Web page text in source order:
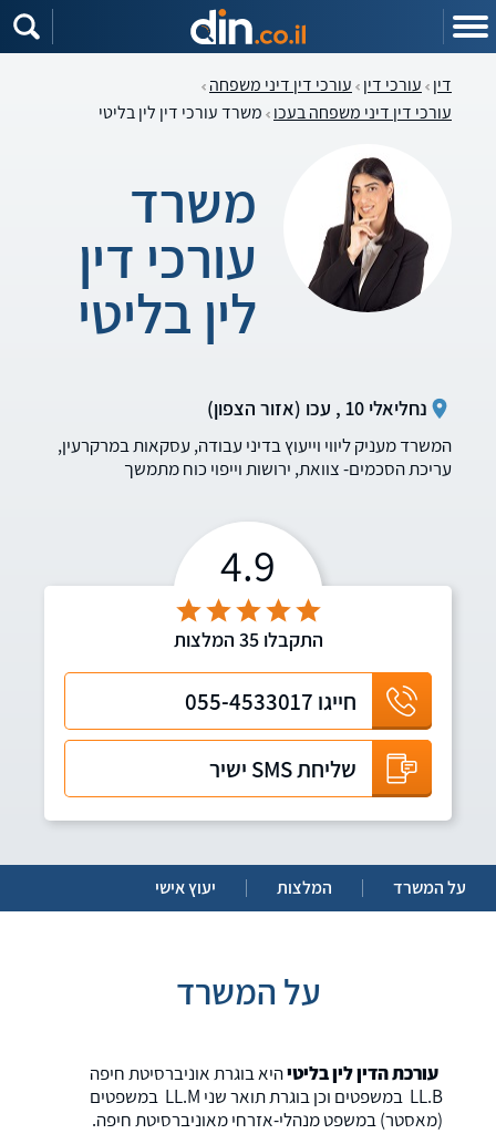
דין עורכי דין עורכי דין דיני משפחה
עורכי דין דיני משפחה בעכו משרד עורכי דין לין בליטי
משרד
עורכי דין
לין בליטי
נחליאלי 10 , עכו (אזור הצפון)
המשרד מעניק ליווי וייעוץ בדיני עבודה, עסקאות במרקרעין,
עריכת הסכמים- צוואת, ירושות וייפוי כוח מתמשך
4.9
התקבלו35 המלצות
חייגו 055-4533017
שליחת SMS ישיר
על המשרד המלצות יעוץ אישי
על המשרד
עורכת הדין לין בליטיהיא בוגרת אוניברסיטת חיפה
LL.B במשפטים וכן בוגרת תואר שני LL.M במשפטים
(מאסטר) במשפט מנהלי-אזרחי מאוניברסיטת חיפה.